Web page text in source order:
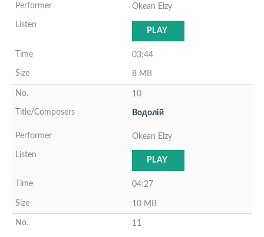
Okean Elzy
PLAY
03:44
8 MB
10
Водолiй
Okean Elzy
PLAY
04:27
10 MB
11